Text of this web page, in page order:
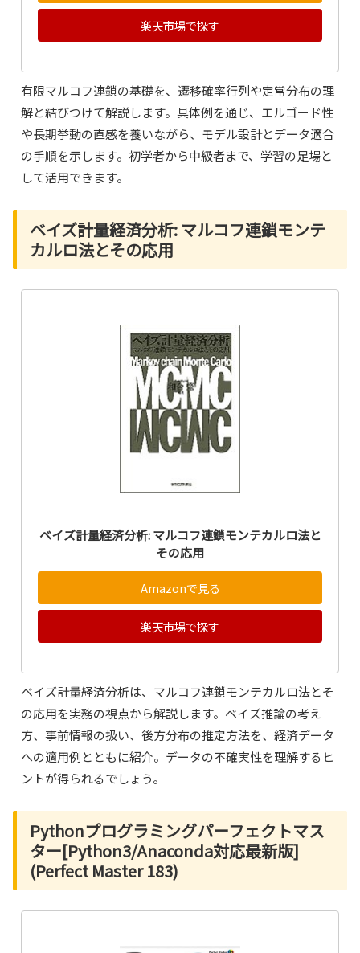
楽天市場で探す
有限マルコフ連鎖の基礎を、遷移確率行列や定常分布の理
解と結びつけて解説します。具体例を通じ、エルゴード性
や長期挙動の直感を養いながら、モデル設計とデータ適合
の手順を示します。初学者から中級者まで、学習の足場と
して活用できます。
ベイズ計量経済分析: マルコフ連鎖モンテ
カルロ法とその応用
ベイズ計量経済分析: マルコフ連鎖モンテカルロ法と
その応用
Amazonで見る
楽天市場で探す
ベイズ計量経済分析は、マルコフ連鎖モンテカルロ法とそ
の応用を実務の視点から解説します。ベイズ推論の考え
方、事前情報の扱い、後方分布の推定方法を、経済データ
への適用例とともに紹介。データの不確実性を理解するヒ
ントが得られるでしょう。
Pythonプログラミングパーフェクトマス
ター[Python3/Anaconda対応最新版]
(Perfect Master 183)